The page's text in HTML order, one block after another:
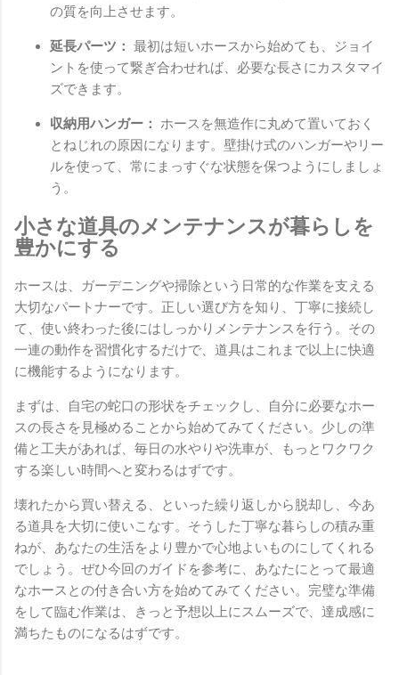
の質を向上させます。
延長パーツ： 最初は短いホースから始めても、ジョイ
ントを使って繋ぎ合わせれば、必要な長さにカスタマイ
ズできます。
収納用ハンガー： ホースを無造作に丸めて置いておく
とねじれの原因になります。壁掛け式のハンガーやリー
ルを使って、常にまっすぐな状態を保つようにしましょ
う。
小さな道具のメンテナンスが暮らしを
豊かにする
ホースは、ガーデニングや掃除という日常的な作業を支える
大切なパートナーです。正しい選び方を知り、丁寧に接続し
て、使い終わった後にはしっかりメンテナンスを行う。その
一連の動作を習慣化するだけで、道具はこれまで以上に快適
に機能するようになります。
まずは、自宅の蛇口の形状をチェックし、自分に必要なホー
スの長さを見極めることから始めてみてください。少しの準
備と工夫があれば、毎日の水やりや洗車が、もっとワクワク
する楽しい時間へと変わるはずです。
壊れたから買い替える、といった繰り返しから脱却し、今あ
る道具を大切に使いこなす。そうした丁寧な暮らしの積み重
ねが、あなたの生活をより豊かで心地よいものにしてくれる
でしょう。ぜひ今回のガイドを参考に、あなたにとって最適
なホースとの付き合い方を始めてみてください。完璧な準備
をして臨む作業は、きっと予想以上にスムーズで、達成感に
満ちたものになるはずです。